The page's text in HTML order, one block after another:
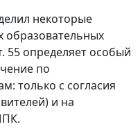
некоторые
образовательных
55 определяет особый
по
только с согласия
и на